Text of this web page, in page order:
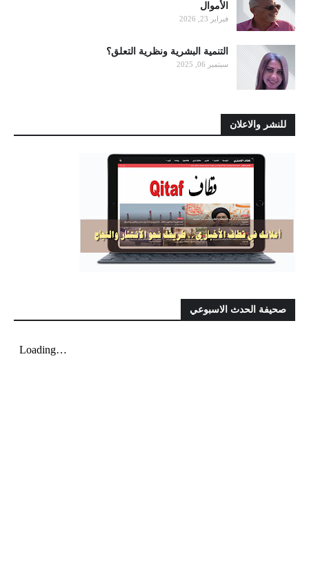
الأموال
فبراير 23, 2026
التنمية البشرية ونظرية التعلق؟
سبتمبر 06, 2025
للنشر والاعلان
صحيفة الحدث الاسبوعي